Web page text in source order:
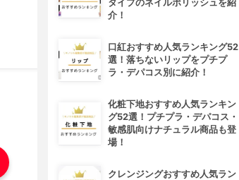
タイプのネイルポリッシュを紹
介！
口紅おすすめ人気ランキング52
選！落ちないリップをプチプ
ラ・デパコス別に紹介！
化粧下地おすすめ人気ランキン
グ52選！プチプラ・デパコス・
敏感肌向けナチュラル商品も登
場！
クレンジングおすすめ人気ラン